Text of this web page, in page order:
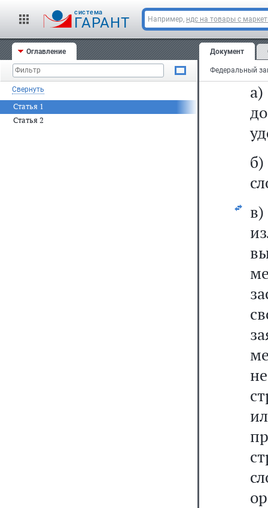
cистема
ГАРАНТ Например, ндс на товары с
Оглавление
Свернуть
Статья 1
Статья 2
Документ
а)